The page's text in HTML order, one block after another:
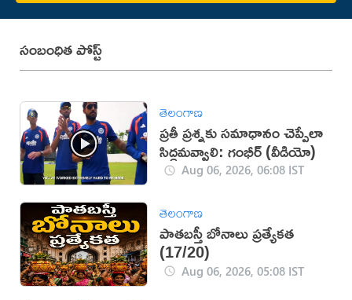
సంబంధిత పోస్ట్
తెలంగాణ
ప్రతీ ప్రశ్నకు సమాధానం చెప్పేలా
సిద్ధమవ్వాలి: గంభీర్ (వీడియో)
Aug 06, 2026, 06:08 IST
తెలంగాణ
పాతబస్తీ బోనాలు ప్రత్యేకత
(17/20)
Aug 06, 2026, 05:08 IST